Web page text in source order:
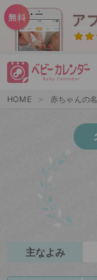
HOME 赤ちゃんの
主なよみ